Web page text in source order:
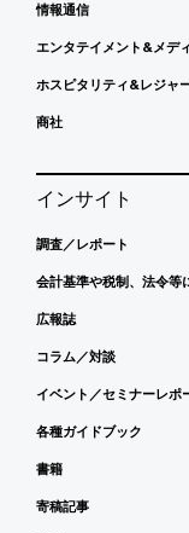
情報通信
エンタテイメント&メデ
ホスピタリティ&レジャ
商社
インサイト
調査／レポート
会計基準や税制、法令等
広報誌
コラム／対談
イベント／セミナーレポ
各種ガイドブック
書籍
寄稿記事